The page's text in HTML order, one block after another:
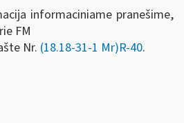
informaciniame pranešime,
FM
Nr. (18.18-31-1 Mr)R-40.